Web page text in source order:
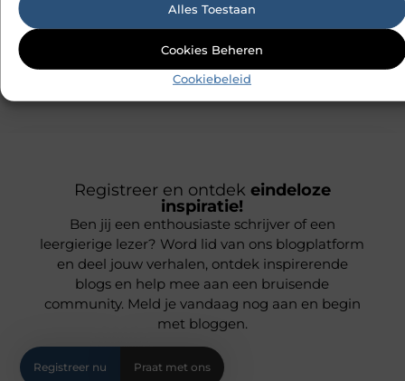
Alles Toestaan
Cookies Beheren
Cookiebeleid
Onderwijs
Registreer en ontdek eindeloze
inspiratie!
Ben jij een enthousiaste schrijver of een
leergierige lezer? Word lid van ons blogplatform
en deel jouw verhalen, ontdek inspirerende
blogs en help mee aan een bruisende
community. Meld je vandaag nog aan en begin
met bloggen.
Registreer nu Praat met ons